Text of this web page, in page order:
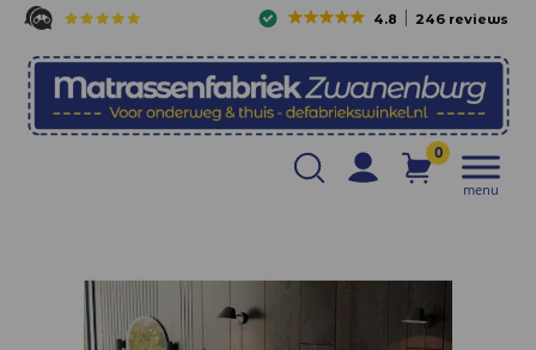
4.8 246 reviews
0
menu